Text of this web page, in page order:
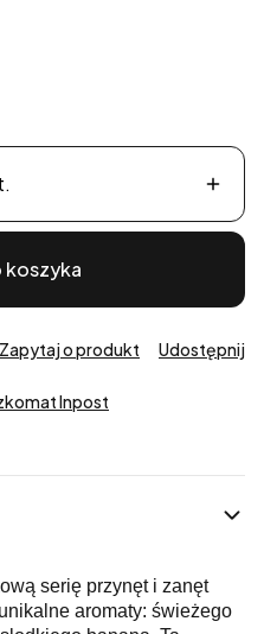
koszyka
Zapytaj o produkt Udostępnij
Inpost
serię przynęt i zanęt
aromaty: świeżego